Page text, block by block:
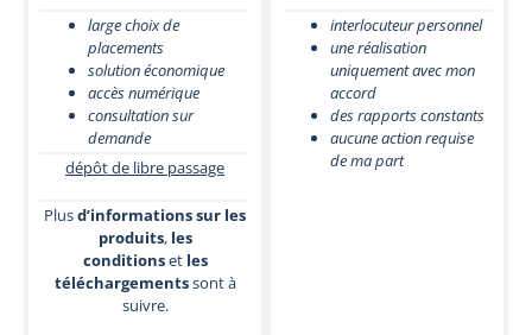
large choix de
placements
solution économique
accès numérique
consultation sur
demande
dépôt de libre passage
Plusd’informations sur les
produits, les
conditionset les
téléchargementssont à
suivre.
interlocuteur personnel
une réalisation
uniquement avec mon
accord
des rapports constants
aucune action requise
de ma part